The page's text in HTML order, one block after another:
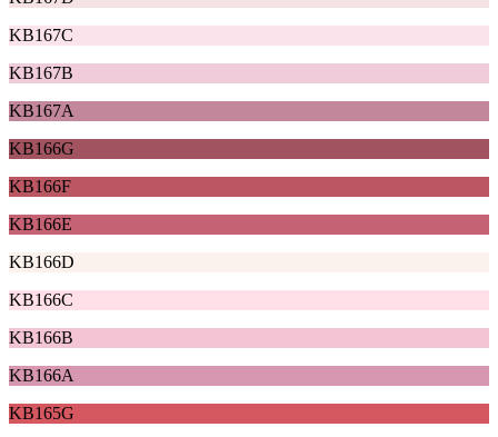
KB167C
KB167B
KB167A
KB166G
KB166F
KB166E
KB166D
KB166C
KB166B
KB166A
KB165G